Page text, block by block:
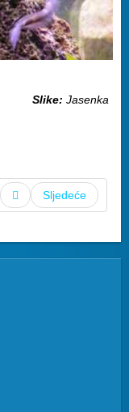
Slike: Jasenka
Sljedeće